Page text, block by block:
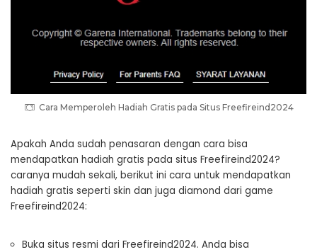
Cara Memperoleh Hadiah Gratis pada Situs Freefireind2024
Apakah Anda sudah penasaran dengan cara bisa
mendapatkan hadiah gratis pada situs Freefireind2024?
caranya mudah sekali, berikut ini cara untuk mendapatkan
hadiah gratis seperti skin dan juga diamond dari game
Freefireind2024:
Buka situs resmi dari Freefireind2024. Anda bisa